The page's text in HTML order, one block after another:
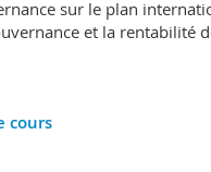
sur le plan
et la rentabilité
cours